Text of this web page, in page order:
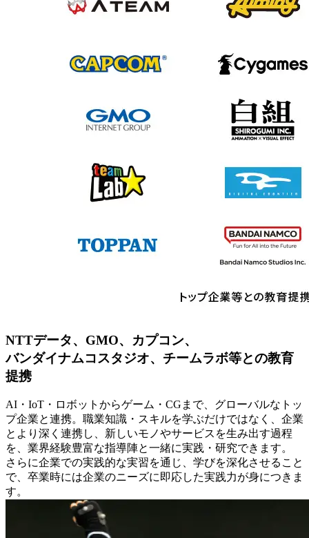
NTTデータ、GMO、カプコン、
バンダイナムコスタジオ、チームラボ等との教育
提携
AI・IoT・ロボットからゲーム・CGまで、グローバルなトッ
プ企業と連携。職業知識・スキルを学ぶだけではなく、企業
とより深く連携し、新しいモノやサービスを生み出す過程
を、業界経験豊富な指導陣と一緒に実践・研究できます。
さらに企業での実践的な実習を通じ、学びを深化させること
で、卒業時には企業のニーズに即応した実践力が身につきま
す。